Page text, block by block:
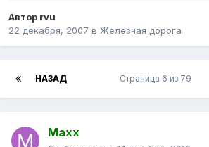
Автор rvu
22 декабря, 2007 в Железная дорога
НАЗАД Страница 6 из 79
Maxx